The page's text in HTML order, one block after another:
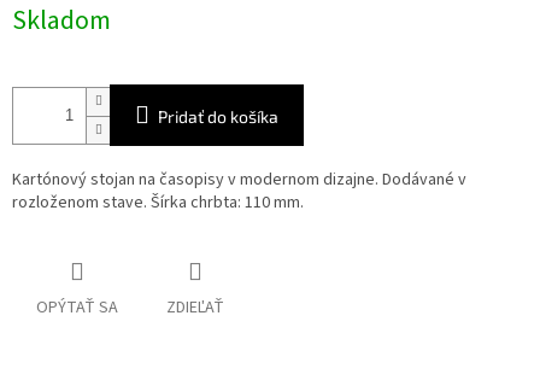
cena:
Skladom
Pridať do košíka
Kartónový stojan na časopisy v modernom dizajne. Dodávané v
rozloženom stave. Šírka chrbta: 110 mm.
OPÝTAŤ SA ZDIEĽAŤ